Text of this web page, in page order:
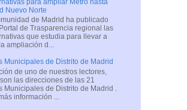
Nuevo Norte
de Madrid ha publicado
de Trasparencia regional las
que estudia para llevar a
ampliación d...
Municipales de Distrito de Madrid
de uno de nuestros lectores,
las direcciones de las 21
Municipales de Distrito de Madrid .
información ...